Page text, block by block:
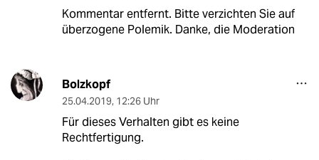
Kommentar entfernt. Bitte verzichten Sie auf
überzogene Polemik. Danke, die Moderation
Bolzkopf
25.04.2019, 12:26 Uhr
Für dieses Verhalten gibt es keine
Rechtfertigung.